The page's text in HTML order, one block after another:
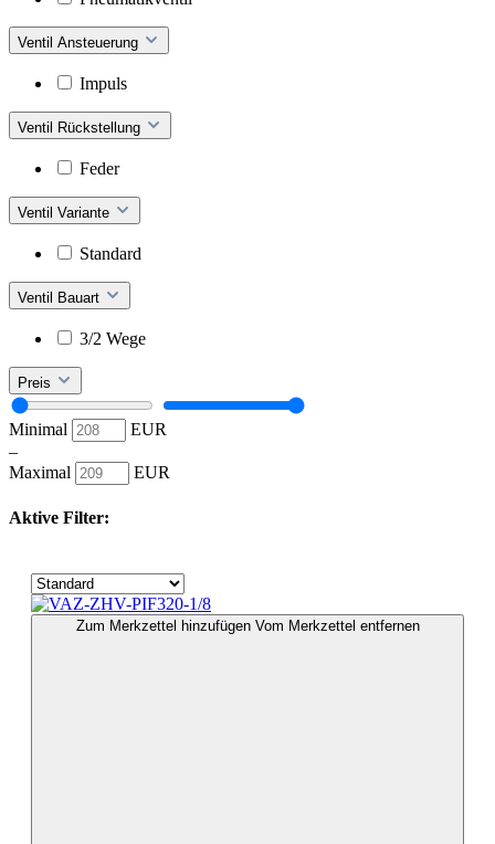
Ventil Ansteuerung
Impuls
Ventil Rückstellung
Feder
Ventil Variante
Standard
Ventil Bauart
3/2 Wege
Preis
Minimal
EUR
–
Maximal
EUR
Aktive Filter:
Zum Merkzettel hinzufügen Vom Merkzettel entfernen